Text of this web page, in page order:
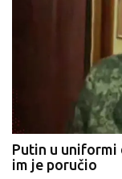
Sva naša logistika
da će Rusi pokušati
bilo iznenađenje.